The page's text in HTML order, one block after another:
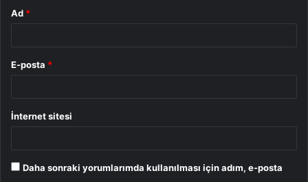
Ad *
E-posta *
İnternet sitesi
Daha sonraki yorumlarımda kullanılması için adım, e-posta